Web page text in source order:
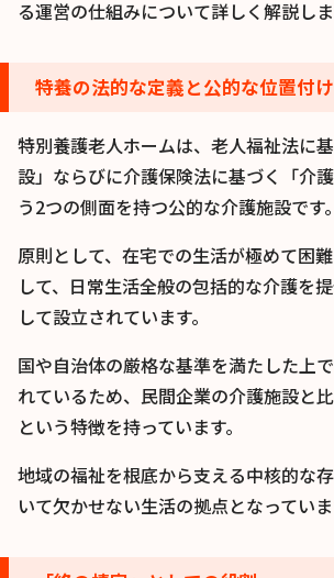
る運営の仕組みについて詳しく解説しま
特養の法的な定義と公的な位置付け
特別養護老人ホームは、老人福祉法に
設」ならびに介護保険法に基づく「介
う2つの側面を持つ公的な介護施設です。
原則として、在宅での生活が極めて困
して、日常生活全般の包括的な介護を
して設立されています。
国や自治体の厳格な基準を満たした上
れているため、民間企業の介護施設と
という特徴を持っています。
地域の福祉を根底から支える中核的な
いて欠かせない生活の拠点となっていま